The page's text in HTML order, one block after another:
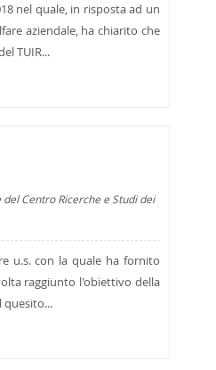
nel quale, in risposta ad un
aziendale, ha chiarito che
TUIR...
Centro Ricerche e Studi dei
u.s. con la quale ha fornito
raggiunto l'obiettivo della
quesito...